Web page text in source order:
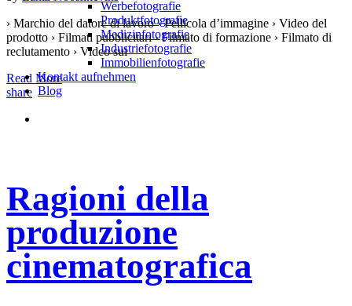
Werbefotografie
Produktfotografie
Medizinfotografie
Industriefotografie
Immobilienfotografie
Kontakt aufnehmen
Blog
› Marchio del datore di lavoro › Pellicola d’immagine › Video del
prodotto › Filmati pubblicitari › Filmato di formazione › Filmato di
reclutamento › Video sui
Read More
share
Ragioni della
produzione
cinematografica